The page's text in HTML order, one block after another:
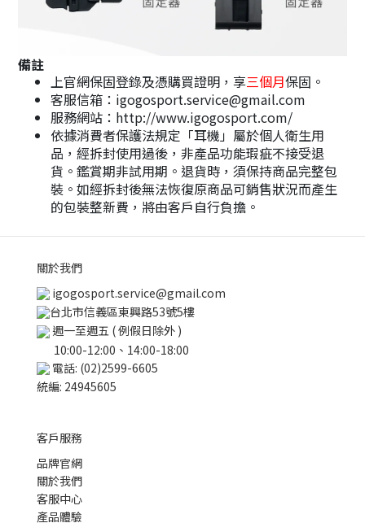
備註
上官網保固登錄及憑購買證明，享三個月保固。
客服信箱：igogosport.service@gmail.com
服務網站：http://www.igogosport.com/
依據消費者保護法規定「耳機」屬於個人衛生用
品，經拆封使用過後，非產品功能瑕疵不接受退
貨。鑑賞期非試用期。退貨時，須保持商品完整包
裝。如經拆封後無法恢復原商品可銷售狀況而產生
的包裝整新費，將由客戶自行負擔。
關於我們
igogosport.service@gmail.com
台北市信義區東興路53號5樓
週一至週五 ( 例假日除外 )
10:00-12:00、14:00-18:00
電話: (02)2599-6605
統編: 24945605
客戶服務
品牌官網
關於我們
客服中心
產品體驗